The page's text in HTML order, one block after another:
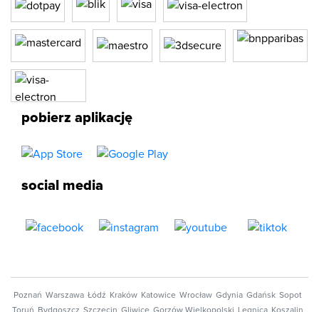
pobierz aplikację
social media
Poznań Warszawa Łódź Kraków Katowice Wrocław Gdynia Gdańsk Sopot